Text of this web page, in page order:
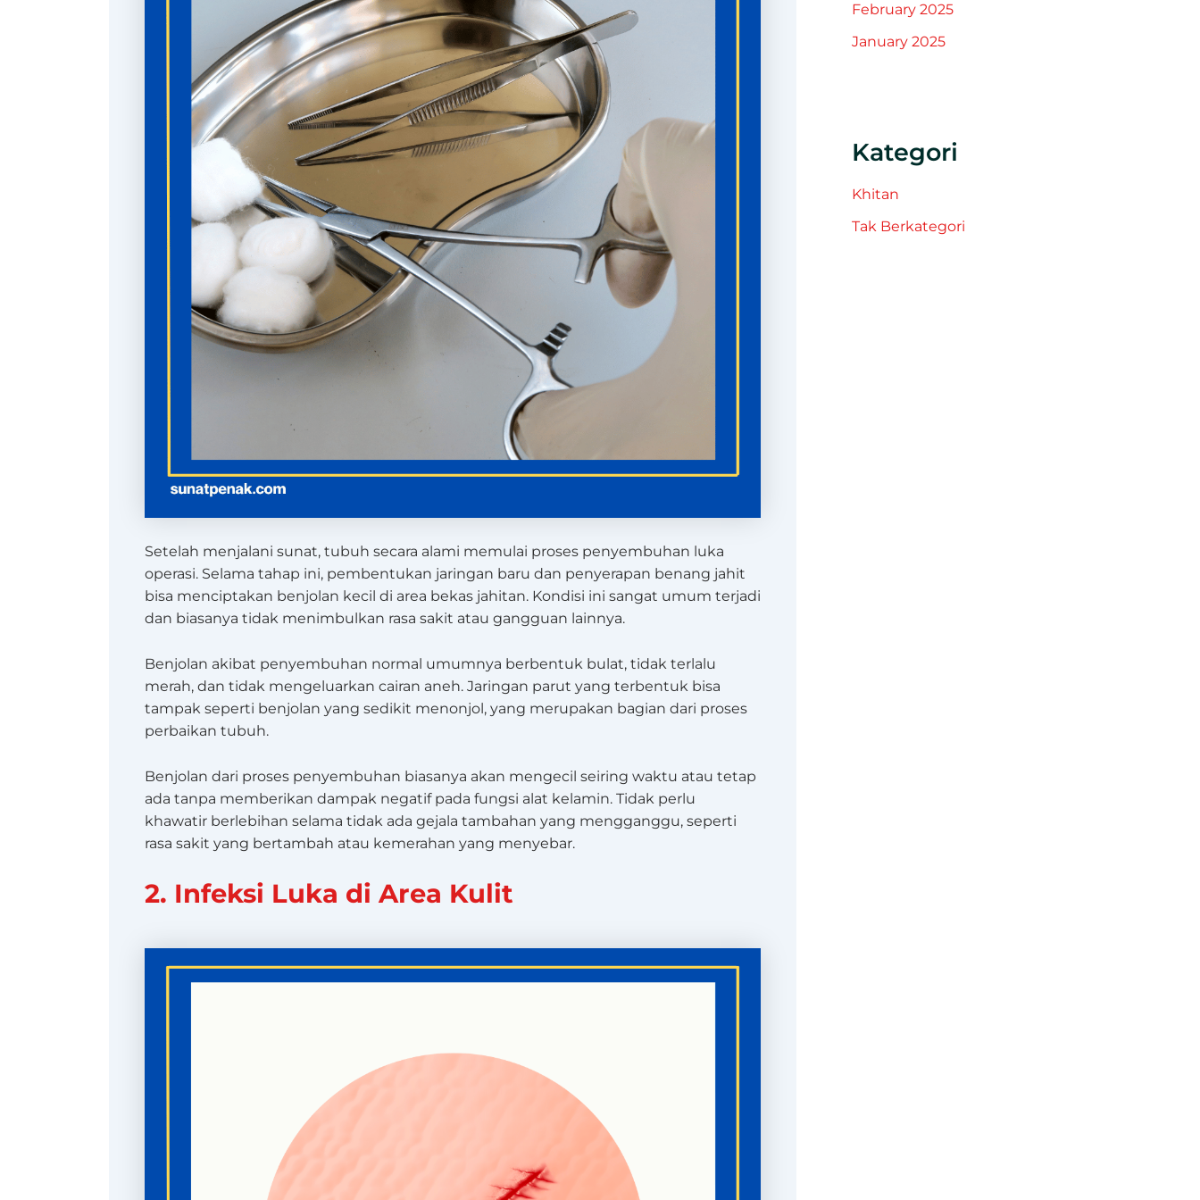
Setelah menjalani sunat, tubuh secara alami memulai proses penyembuhan luka
operasi. Selama tahap ini, pembentukan jaringan baru dan penyerapan benang jahit
bisa menciptakan benjolan kecil di area bekas jahitan. Kondisi ini sangat umum terjadi
dan biasanya tidak menimbulkan rasa sakit atau gangguan lainnya.
Benjolan akibat penyembuhan normal umumnya berbentuk bulat, tidak terlalu
merah, dan tidak mengeluarkan cairan aneh. Jaringan parut yang terbentuk bisa
tampak seperti benjolan yang sedikit menonjol, yang merupakan bagian dari proses
perbaikan tubuh.
Benjolan dari proses penyembuhan biasanya akan mengecil seiring waktu atau tetap
ada tanpa memberikan dampak negatif pada fungsi alat kelamin. Tidak perlu
khawatir berlebihan selama tidak ada gejala tambahan yang mengganggu, seperti
rasa sakit yang bertambah atau kemerahan yang menyebar.
2. Infeksi Luka di Area Kulit
February 2025
January 2025
Kategori
Khitan
Tak Berkategori